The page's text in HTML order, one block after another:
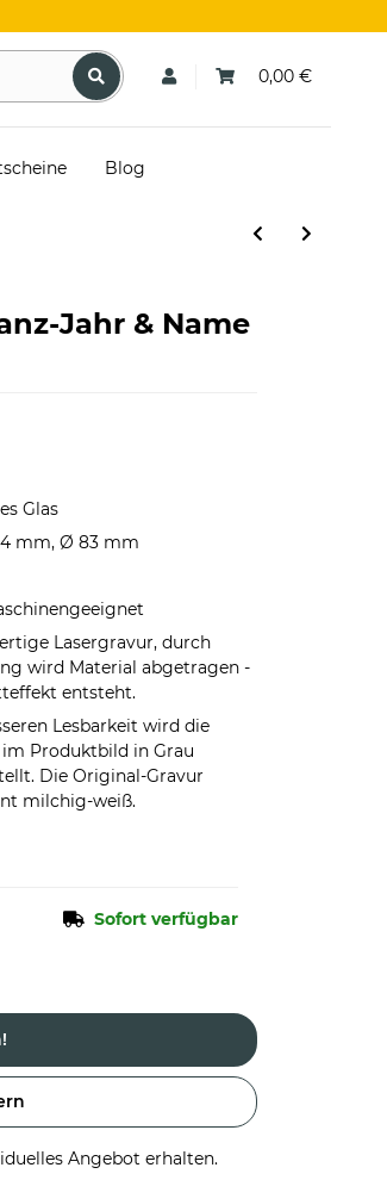
0,00 €
Blog
Jahr & Name
Glas
mm, Ø 83 mm
Lasergravur, durch
wird Material abgetragen -
entsteht.
Lesbarkeit wird die
Produktbild in Grau
Die Original-Gravur
milchig-weiß.
Sofort verfügbar
Angebot erhalten.